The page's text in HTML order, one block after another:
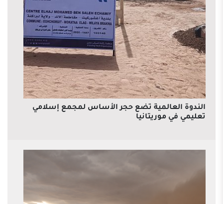
الندوة العالمية تضع حجر الأساس لمجمع إسلامي
تعليمي في موريتانيا